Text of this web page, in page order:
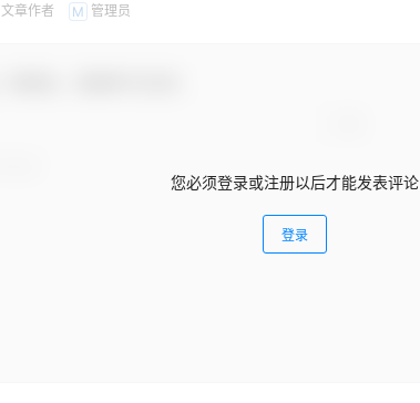
文章作者 M 管理员
您必须登录或注册以后才能发表评论
登录